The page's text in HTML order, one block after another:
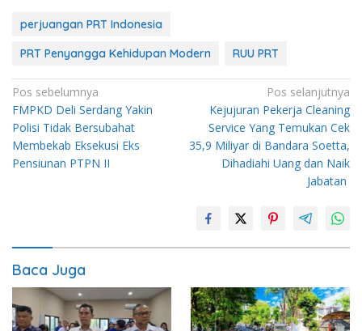
perjuangan PRT Indonesia
PRT Penyangga Kehidupan Modern
RUU PRT
Navigasi
pos
Pos sebelumnya
FMPKD Deli Serdang Yakin
Polisi Tidak Bersubahat
Membekab Eksekusi Eks
Pensiunan PTPN II
Pos selanjutnya
Kejujuran Pekerja Cleaning
Service Yang Temukan Cek
35,9 Miliyar di Bandara Soetta,
Dihadiahi Uang dan Naik
Jabatan
Baca Juga